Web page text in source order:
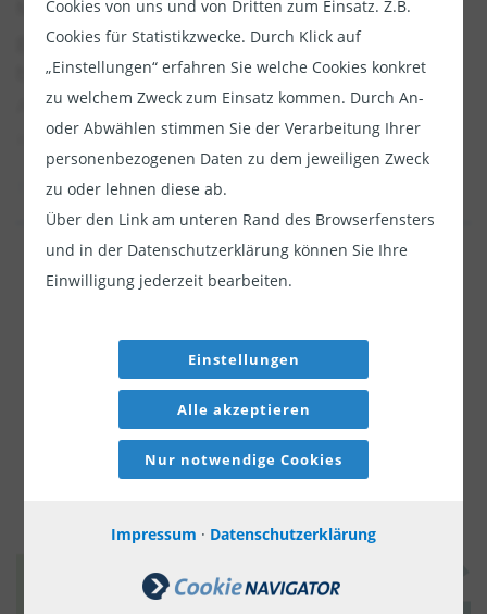
Cookies von uns und von Dritten zum Einsatz. Z.B.
Cookies für Statistikzwecke. Durch Klick auf
„Einstellungen“ erfahren Sie welche Cookies konkret
zu welchem Zweck zum Einsatz kommen. Durch An-
oder Abwählen stimmen Sie der Verarbeitung Ihrer
personenbezogenen Daten zu dem jeweiligen Zweck
zu oder lehnen diese ab.
Über den Link am unteren Rand des Browserfensters
und in der Datenschutzerklärung können Sie Ihre
Einwilligung jederzeit bearbeiten.
Einstellungen
Alle akzeptieren
Nur notwendige Cookies
Impressum · Datenschutzerklärung
Mit einem hohen Renditepotenzial und einer
geringeren Korrelation gegenüber
börsennotierten Anlagen wird diese vielfältige
Anlageklasse für eine breitere Anlegerbasis
immer attraktiver.
Erfahren Sie mehr über unsere Expertise im
Bereich PrivateMarkets
Diesen Beitrag teilen:
Jetzt weiterlesen
Dieser Inhalt ist für professionelle Anleger
Sie, dass Sie ein professioneller Anleger sind
und stimmen unsererDatenschutzerklärung
zu.
Weiter